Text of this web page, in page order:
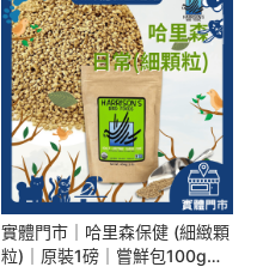
實體門市｜哈里森保健 (細緻顆
粒)｜原裝1磅｜嘗鮮包100g｜